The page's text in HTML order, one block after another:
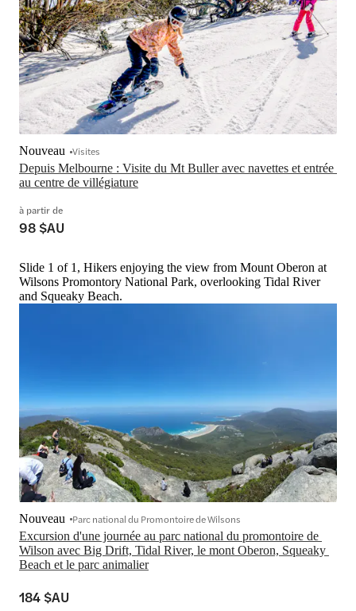
Depuis Melbourne : Visite du Mt Buller avec navettes et entrée
au centre de villégiature
Nouveau Visites
à partir de
98 $AU
Slide 1 of 1, Hikers enjoying the view from Mount Oberon at
Wilsons Promontory National Park, overlooking Tidal River
and Squeaky Beach.
Excursion d'une journée au parc national du promontoire de
Wilson avec Big Drift, Tidal River, le mont Oberon, Squeaky
Beach et le parc animalier
Nouveau Parc national du Promontoire de Wilsons
184 $AU